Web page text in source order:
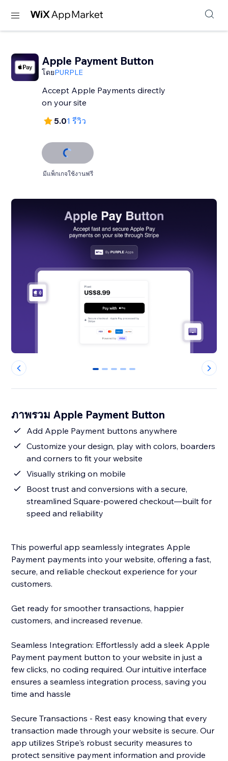
Apple Payment Button
โดยPURPLE
Accept Apple Payments directly
on your site
5.01 รีวิว
มีแพ็กเกจใช้งานฟรี
0 1 2 3 4
ภาพรวม Apple Payment Button
Add Apple Payment buttons anywhere
Customize your design, play with colors, boarders
and corners to fit your website
Visually striking on mobile
Boost trust and conversions with a secure,
streamlined Square-powered checkout—built for
speed and reliability
This powerful app seamlessly integrates Apple
Payment payments into your website, offering a fast,
secure, and reliable checkout experience for your
customers.
Get ready for smoother transactions, happier
customers, and increased revenue.
Seamless Integration: Effortlessly add a sleek Apple
Payment payment button to your website in just a
few clicks, no coding required. Our intuitive interface
ensures a seamless integration process, saving you
time and hassle
Secure Transactions - Rest easy knowing that every
transaction made through your website is secure. Our
app utilizes Stripe's robust security measures to
protect sensitive payment information and provide